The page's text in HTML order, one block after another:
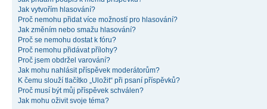
Jak vytvořím hlasování?
Proč nemohu přidat více možností pro hlasování?
Jak změním nebo smažu hlasování?
Proč se nemohu dostat k fóru?
Proč nemohu přidávat přílohy?
Proč jsem obdržel varování?
Jak mohu nahlásit příspěvek moderátorům?
K čemu slouží tlačítko „Uložit“ při psaní příspěvků?
Proč musí být můj příspěvek schválen?
Jak mohu oživit svoje téma?